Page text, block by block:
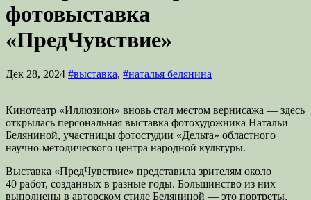
фотовыставка
«ПредЧувствие»
Дек 28, 2024 #выставка, #наталья белянина
Кинотеатр «Иллюзион» вновь стал местом вернисажа — здесь
открылась персональная выставка фотохудожника Натальи
Беляниной, участницы фотостудии «Дельта» областного
научно-методического центра народной культуры.
Выставка «ПредЧувствие» представила зрителям около
40 работ, созданных в разные годы. Большинство из них
выполнены в авторском стиле Беляниной — это портреты,